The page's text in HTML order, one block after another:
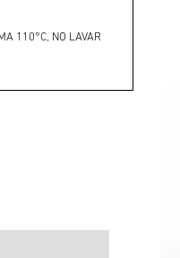
110°C, NO LAVAR